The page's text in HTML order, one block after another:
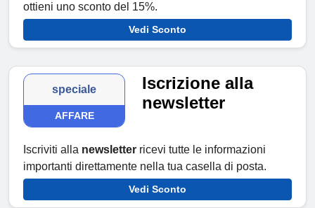
ottieni uno sconto del 15%.
Vedi Sconto
speciale
AFFARE
Iscrizione alla
newsletter
Iscriviti alla newsletter ricevi tutte le informazioni
importanti direttamente nella tua casella di posta.
Vedi Sconto